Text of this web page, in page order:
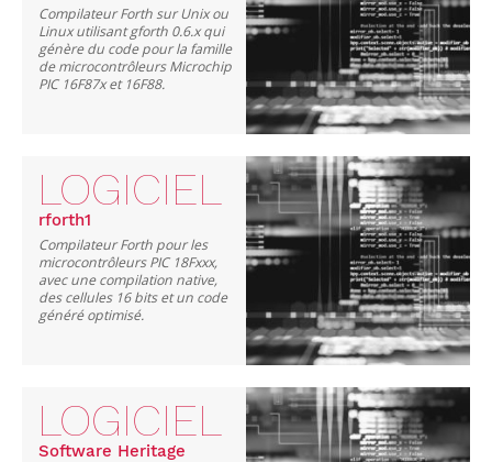
Compilateur Forth sur Unix ou
Linux utilisant gforth 0.6.x qui
génère du code pour la famille
de microcontrôleurs Microchip
PIC 16F87x et 16F88.
LOGICIEL
rforth1
Compilateur Forth pour les
microcontrôleurs PIC 18Fxxx,
avec une compilation native,
des cellules 16 bits et un code
généré optimisé.
LOGICIEL
Software Heritage